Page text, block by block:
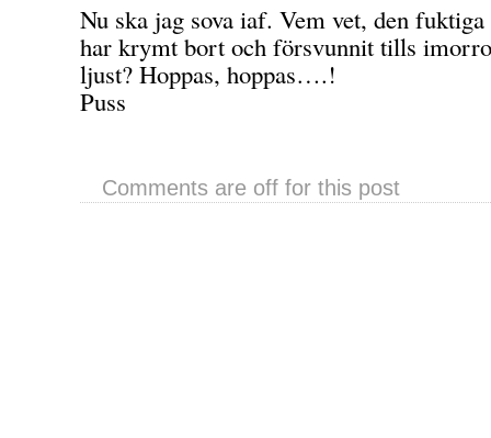
Nu ska jag sova iaf. Vem vet, den
har krymt bort och försvunnit tills
ljust? Hoppas, hoppas….!
Puss
Comments are off for this post